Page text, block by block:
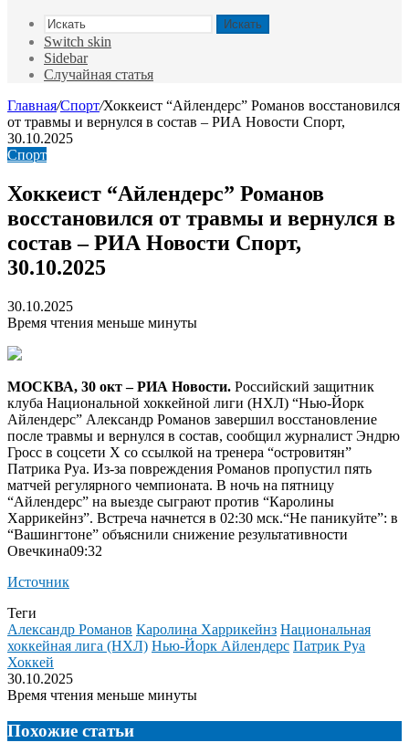
Искать
Switch skin
Sidebar
Случайная статья
Главная/Спорт/Хоккеист “Айлендерс” Романов восстановился
от травмы и вернулся в состав – РИА Новости Спорт,
30.10.2025
Спорт
Хоккеист “Айлендерс” Романов
восстановился от травмы и вернулся в
состав – РИА Новости Спорт,
30.10.2025
30.10.2025
Время чтения меньше минуты
МОСКВА, 30 окт – РИА Новости. Российский защитник
клуба Национальной хоккейной лиги (НХЛ) “Нью-Йорк
Айлендерс” Александр Романов завершил восстановление
после травмы и вернулся в состав, сообщил журналист Эндрю
Гросс в соцсети Х со ссылкой на тренера “островитян”
Патрика Руа. Из-за повреждения Романов пропустил пять
матчей регулярного чемпионата. В ночь на пятницу
“Айлендерс” на выезде сыграют против “Каролины
Харрикейнз”. Встреча начнется в 02:30 мск.“Не паникуйте”: в
“Вашингтоне” объяснили снижение результативности
Овечкина09:32
Источник
Теги
Александр Романов Каролина Харрикейнз Национальная
хоккейная лига (НХЛ) Нью-Йорк Айлендерс Патрик Руа
Хоккей
30.10.2025
Время чтения меньше минуты
Похожие статьи